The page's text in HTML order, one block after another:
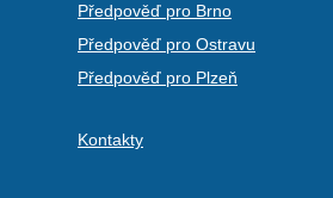
Předpověď pro Brno
Předpověď pro Ostravu
Předpověď pro Plzeň
Kontakty